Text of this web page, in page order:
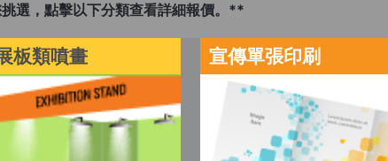
選，點擊以下分類查看詳細報價。**
板類噴畫 宣傳單張印刷